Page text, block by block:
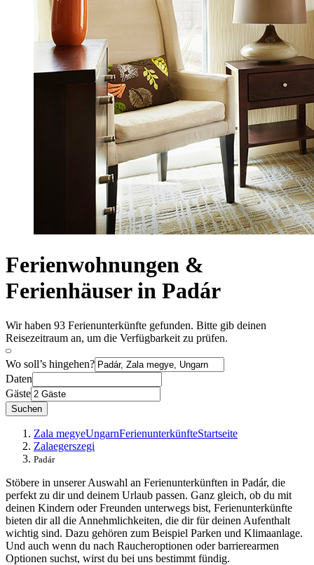
Ferienwohnungen &
Ferienhäuser in Padár
Wir haben 93 Ferienunterkünfte gefunden. Bitte gib deinen
Reisezeitraum an, um die Verfügbarkeit zu prüfen.
Wo soll’s hingehen?
Daten
Gäste
Suchen
Zala megyeUngarnFerienunterkünfteStartseite
Zalaegerszegi
Padár
Stöbere in unserer Auswahl an Ferienunterkünften in Padár, die
perfekt zu dir und deinem Urlaub passen. Ganz gleich, ob du mit
deinen Kindern oder Freunden unterwegs bist, Ferienunterkünfte
bieten dir all die Annehmlichkeiten, die dir für deinen Aufenthalt
wichtig sind. Dazu gehören zum Beispiel Parken und Klimaanlage.
Und auch wenn du nach Raucheroptionen oder barrierearmen
Optionen suchst, wirst du bei uns bestimmt fündig.